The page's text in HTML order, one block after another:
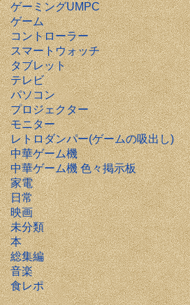
ゲーミングUMPC
ゲーム
コントローラー
スマートウォッチ
タブレット
テレビ
パソコン
プロジェクター
モニター
レトロダンパー(ゲームの吸出し)
中華ゲーム機
中華ゲーム機 色々掲示板
家電
日常
映画
未分類
本
総集編
音楽
食レポ